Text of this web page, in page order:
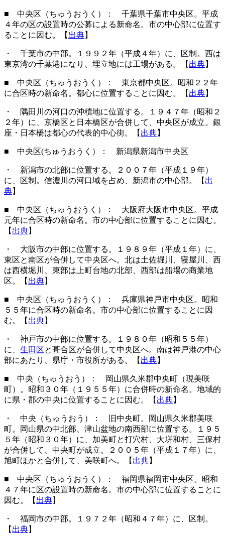
■ 中央区（ちゅうおうく）： 千葉県千葉市中央区。平成
４年の区の設置時の公募による新命名。市の中心部に位置す
ることに因む。【 出典】
・ 千葉市の中部。１９９２年（平成４年）に、区制。西は
東京湾の千葉港になり、埋立地には工場がある。【 出典】
■ 中央区（ちゅうおうく）： 東京都中央区。昭和２２年
に合区時の新命名。都心に位置することに因む。【 出典】
・ 隅田川の河口の沖積地に位置する。１９４７年（昭和２
２年）に、京橋区と日本橋区が合併して、中央区が成立。銀
座・日本橋は都心の代表的中心街。【 出典】
■ 中央区(ちゅうおうく）： 新潟県新潟市中央区
・ 新潟市の北部に位置する。２００７年（平成１９年）
に、区制。信濃川の河口域を占め、新潟市の中心部。【 出
典】
■ 中央区（ちゅうおうく）： 大阪府大阪市中央区。平成
元年に合区時の新命名。市の中心部に位置することに因む。
【 出典】
・ 大阪市の中部に位置する。１９８９年（平成１年）に、
東区と南区が合併して中央区へ。北は土佐堀川、寝屋川、西
は西横堀川、東部は上町台地の北部、西部は船場の商業地
区。【 出典】
■ 中央区（ちゅうおうく）： 兵庫県神戸市中央区。昭和
５５年に合区時の新命名。市の中心部に位置することに因
む。【 出典】
・ 神戸市の中部に位置する。１９８０年（昭和５５年）
に、 生田区と葺合区が合併して中央区へ。南は神戸港の中心
部にあたり、県庁・市役所がある。【 出典】
■ 中央（ちゅうおう）： 岡山県久米郡中央町（現美咲
町）。昭和３０年（１９５５年）に合併時の新命名。地域的
に県・郡の中央に位置することに因む。【 出典】
・ 中央（ちゅうおう）： 旧中央町。岡山県久米郡美咲
町。岡山県の中北部、津山盆地の南西部に位置する。１９５
５年（昭和３０年）に、加美町と打穴村、大垪和村、三保村
が合併して、中央町が成立。２００５年（平成１７年）に、
旭町ほかと合併して、美咲町へ。【 出典】
■ 中央区（ちゅうおうく）： 福岡県福岡市中央区。昭和
４７年に区の設置時の新命名。市の中心部に位置することに
因む。【 出典】
・ 福岡市の中部。１９７２年（昭和４７年）に、区制。
【 出典】